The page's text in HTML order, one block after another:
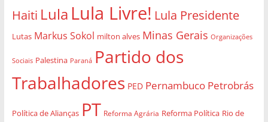
Haiti Lula Lula Livre! Lula Presidente
Lutas Markus Sokol milton alves Minas Gerais Organizações
Sociais Palestina Paraná Partido dos
Trabalhadores PED Pernambuco Petrobrás
Política de Alianças PT Reforma Agrária Reforma Política Rio de